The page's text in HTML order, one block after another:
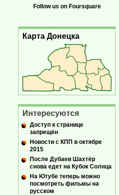
Follow us on Foursquare
Карта Донецка
Интересуются
Доступ к странице
запрещён
Новости с КПП в октябре
2015
После Дубаев Шахтёр
снова едет на Кубок Солнца
На Ютубе теперь можно
посмотреть фильмы на
русском